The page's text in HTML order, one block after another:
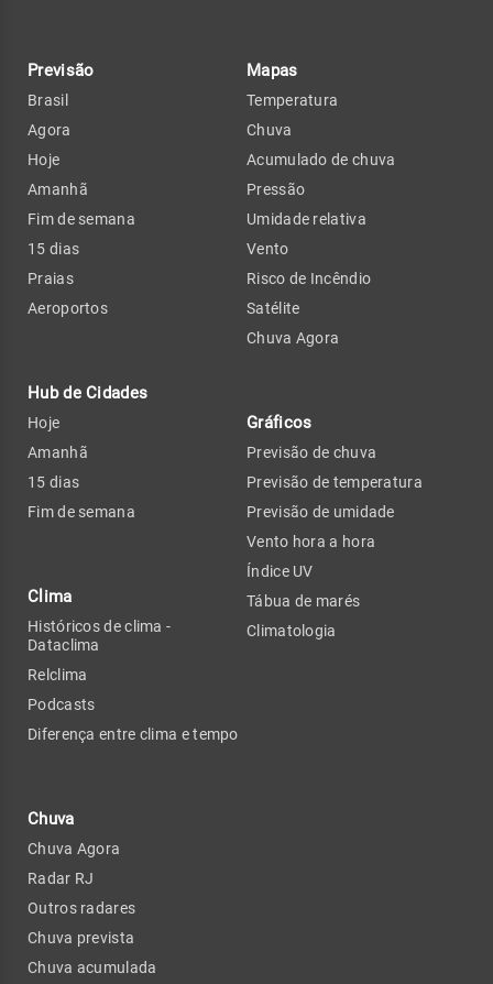
Previsão
Brasil
Agora
Hoje
Amanhã
Fim de semana
15 dias
Praias
Aeroportos
Hub de Cidades
Hoje
Amanhã
15 dias
Fim de semana
Clima
Históricos de clima -
Dataclima
Relclima
Podcasts
Diferença entre clima e tempo
Chuva
Chuva Agora
Radar RJ
Outros radares
Chuva prevista
Chuva acumulada
Mapas
Temperatura
Chuva
Acumulado de chuva
Pressão
Umidade relativa
Vento
Risco de Incêndio
Satélite
Chuva Agora
Gráficos
Previsão de chuva
Previsão de temperatura
Previsão de umidade
Vento hora a hora
Índice UV
Tábua de marés
Climatologia